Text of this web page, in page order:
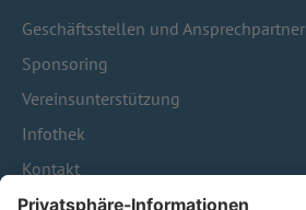
Geschäftsstellen und Ansprechpartner
Sponsoring
Vereinsunterstützung
Infothek
Kontakt